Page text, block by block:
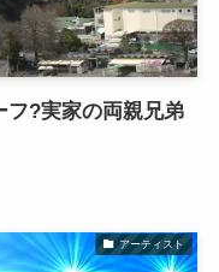
フ?実家の両親兄弟
アーティスト